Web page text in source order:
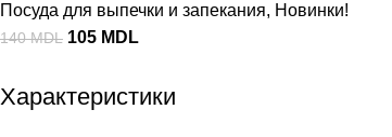
Посуда для выпечки и запекания, Новинки!
140MDL 105 MDL
Характеристики